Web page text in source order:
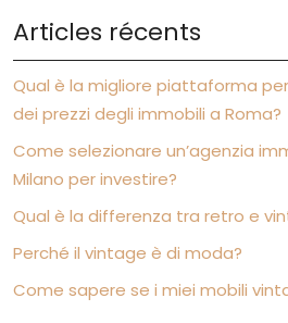
Articles récents
Qual è la migliore piattaforma
dei prezzi degli immobili a Roma?
Come selezionare un’agenzia
Milano per investire?
Qual è la differenza tra retro e
Perché il vintage è di moda?
Come sapere se i miei mobili